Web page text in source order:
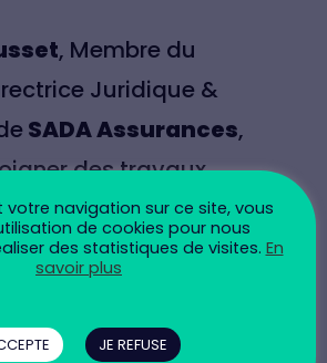
, Membre du
Juridique &
SADA Assurances,
des travaux
sa vision de la CSRDle
.
, Chargée de projets RSE
votre navigation sur ce site, vous
de cookies pour nous
des statistiques de visites. En
savoir plus
JE REFUSE